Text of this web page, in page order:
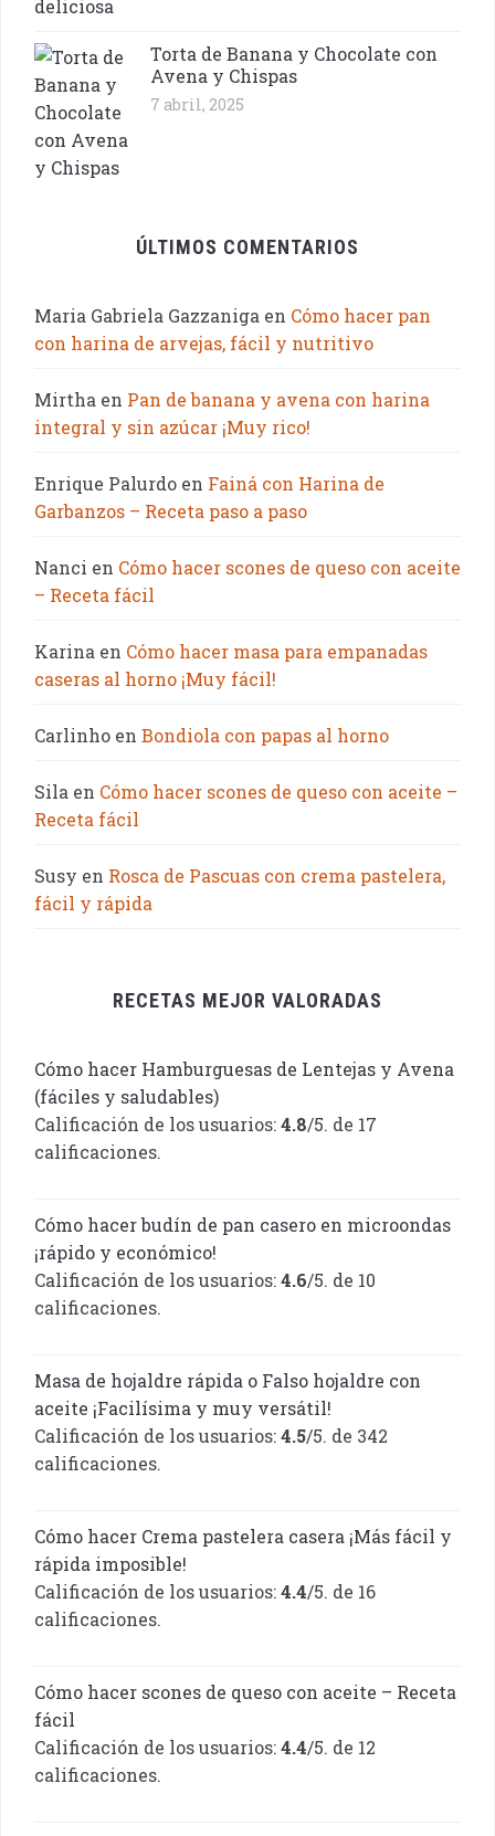
Torta de Banana y Chocolate con
Avena y Chispas
7 abril, 2025
ÚLTIMOS COMENTARIOS
Maria Gabriela Gazzaniga en Cómo hacer pan
con harina de arvejas, fácil y nutritivo
Mirtha en Pan de banana y avena con harina
integral y sin azúcar ¡Muy rico!
Enrique Palurdo en Fainá con Harina de
Garbanzos – Receta paso a paso
Nanci en Cómo hacer scones de queso con aceite
– Receta fácil
Karina en Cómo hacer masa para empanadas
caseras al horno ¡Muy fácil!
Carlinho en Bondiola con papas al horno
Sila en Cómo hacer scones de queso con aceite –
Receta fácil
Susy en Rosca de Pascuas con crema pastelera,
fácil y rápida
RECETAS MEJOR VALORADAS
Cómo hacer Hamburguesas de Lentejas y Avena
(fáciles y saludables)
Calificación de los usuarios:4.8/5. de 17
calificaciones.
Cómo hacer budín de pan casero en microondas
¡rápido y económico!
Calificación de los usuarios:4.6/5. de 10
calificaciones.
Masa de hojaldre rápida o Falso hojaldre con
aceite ¡Facilísima y muy versátil!
Calificación de los usuarios:4.5/5. de 342
calificaciones.
Cómo hacer Crema pastelera casera ¡Más fácil y
rápida imposible!
Calificación de los usuarios:4.4/5. de 16
calificaciones.
Cómo hacer scones de queso con aceite – Receta
fácil
Calificación de los usuarios:4.4/5. de 12
calificaciones.